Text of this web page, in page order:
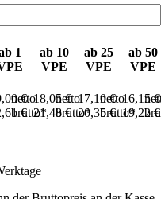
1
ab 10
VPE
ab 25
VPE
ab 50
VPE
€
netto
€
brutto*
18,05 €
netto
21,48 €
brutto*
17,10 €
netto
20,35 €
brutto*
16,15
19,22